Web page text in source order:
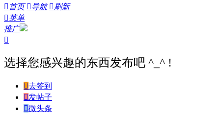
 首页 导航 刷新
菜单
推广

选择您感兴趣的东西发布吧 ^_^ !
去签到
发帖子
微头条